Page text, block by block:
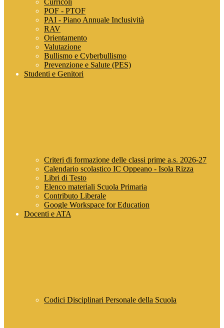
Curricoli
POF - PTOF
PAI - Piano Annuale Inclusività
RAV
Orientamento
Valutazione
Bullismo e Cyberbullismo
Prevenzione e Salute (PES)
Studenti e Genitori
Criteri di formazione delle classi prime a.s. 2026-27
Calendario scolastico IC Oppeano - Isola Rizza
Libri di Testo
Elenco materiali Scuola Primaria
Contributo Liberale
Google Workspace for Education
Docenti e ATA
Codici Disciplinari Personale della Scuola